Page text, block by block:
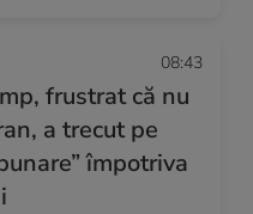
08:43
frustrat că nu
a trecut pe
împotriva